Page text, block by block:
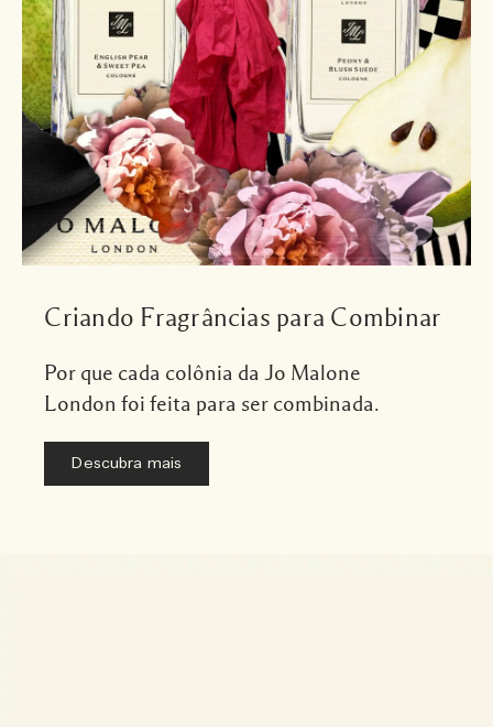
Criando Fragrâncias para Combinar
Por que cada colônia da Jo Malone
London foi feita para ser combinada.
Descubra mais